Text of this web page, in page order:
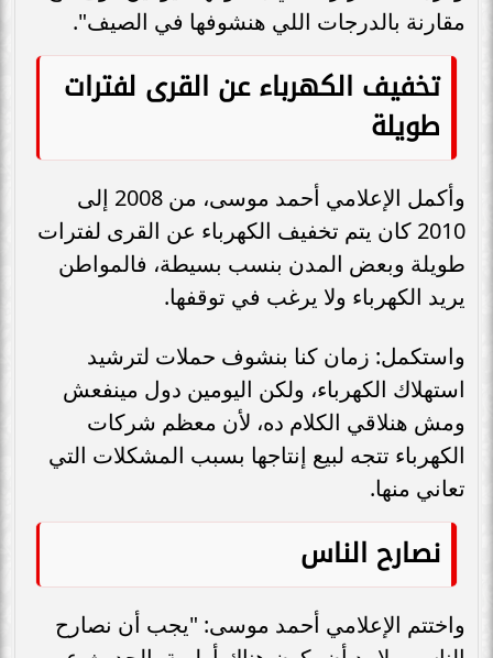
مقارنة بالدرجات اللي هنشوفها في الصيف".
تخفيف الكهرباء عن القرى لفترات
طويلة
وأكمل الإعلامي أحمد موسى، من 2008 إلى
2010 كان يتم تخفيف الكهرباء عن القرى لفترات
طويلة وبعض المدن بنسب بسيطة، فالمواطن
يريد الكهرباء ولا يرغب في توقفها.
واستكمل: زمان كنا بنشوف حملات لترشيد
استهلاك الكهرباء، ولكن اليومين دول مينفعش
ومش هنلاقي الكلام ده، لأن معظم شركات
الكهرباء تتجه لبيع إنتاجها بسبب المشكلات التي
تعاني منها.
نصارح الناس
واختتم الإعلامي أحمد موسى: "يجب أن نصارح